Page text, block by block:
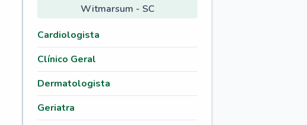
Witmarsum - SC
Cardiologista
Clínico Geral
Dermatologista
Geriatra